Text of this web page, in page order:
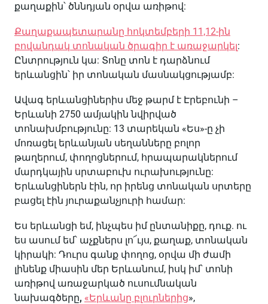
քաղաքին՝ ծննդյան օրվա առիթով:
Քաղաքապետարանը հոկտեմբերի 11,12-ին
բովանդակ տոնական ծրագիր է առաջարկել:
Ընտրություն կա: Տոնը տոն է դարձնում
երևանցին՝ իր տոնական մասնակցությամբ:
Ավագ երևանցիներիս մեջ թարմ է Էրեբունի –
Երևանի 2750 ամյակին նվիրված
տոնախմբությունը: 13 տարեկան «Ես»-ը չի
մոռացել երևանյան սեղանները բոլոր
թաղերում, փողոցներում, հրապարակներում
մարդկային սրտաբուխ ուրախությունը:
Երևանցիներն էին, որ իրենց տոնական սրտերը
բացել էին յուրաքանչյուրի համար:
Ես երևանցի եմ, ինչպես իմ ընտանիքը, դուք. ու
ես ասում եմ՝ աչքներս լո՜ւյս, քաղաք, տոնական
կիրակի: Դուրս գանք փողոց, օրվա մի ժամի
լինենք միասին մեր Երևանում, իսկ իմ՝ տոնի
առիթով առաջարկած ուսումնական
նախագծերը, «Երևանը բլուրներից»,